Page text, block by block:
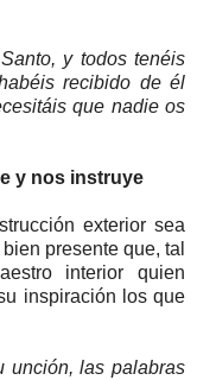
y todos tenéis
recibido de él
que nadie os
y nos instruye
exterior sea
presente que, tal
interior quien
inspiración los que
unción, las palabras